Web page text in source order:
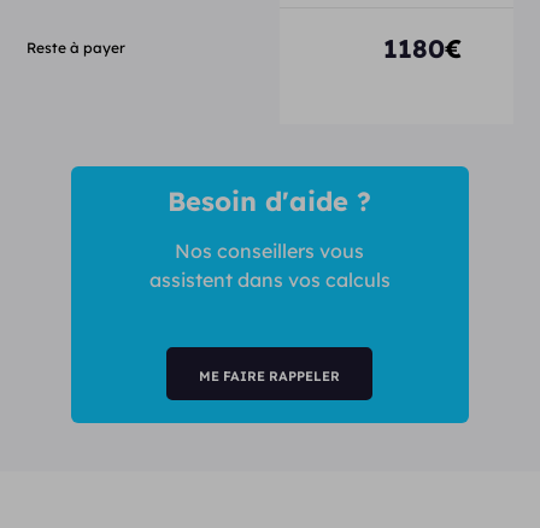
Reste à payer 1180€
Besoin d'aide ?
Nos conseillers vous
assistent dans vos calculs
ME FAIRE RAPPELER